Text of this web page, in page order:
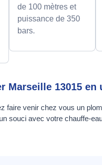
de 100 mètres et
puissance de 350
bars.
Marseille 13015
faire venir chez vous un
souci avec votre chauffe-